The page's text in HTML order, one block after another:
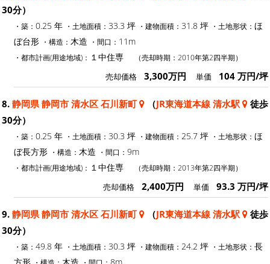
30分）
・築： 0.25 年 ・土地面積： 33.3 坪 ・建物面積： 31.8 坪 ・土地形状： ほ
ぼ台形 ・構造： 木造 ・間口： 11m
・都市計画(用途地域)： １中住専 （売却時期：2010年第2四半期）
売却価格 3,300万円 単価 104 万円/坪
8. 静岡県 静岡市 清水区 石川新町 （JR東海道本線 清水駅
徒歩
30分）
・築： 0.25 年 ・土地面積： 30.3 坪 ・建物面積： 25.7 坪 ・土地形状： ほ
ぼ長方形 ・構造： 木造 ・間口： 9m
・都市計画(用途地域)： １中住専 （売却時期：2013年第2四半期）
売却価格 2,400万円 単価 93.3 万円/坪
9. 静岡県 静岡市 清水区 石川新町 （JR東海道本線 清水駅
徒歩
30分）
・築： 49.8 年 ・土地面積： 30.3 坪 ・建物面積： 24.2 坪 ・土地形状： 長